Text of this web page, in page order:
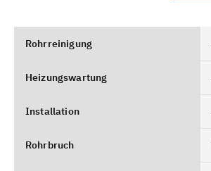
Rohrreinigung
Heizungswartung
Installation
Rohrbruch